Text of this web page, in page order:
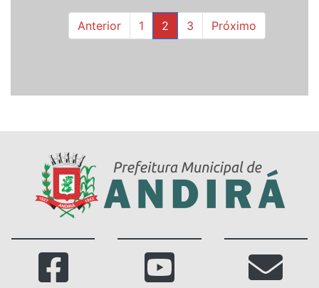
Anterior 1 2 3 Próximo